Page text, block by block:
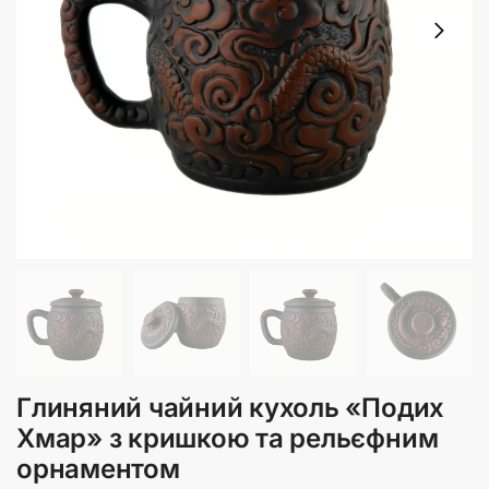
Глиняний чайний кухоль «Подих
Хмар» з кришкою та рельєфним
орнаментом